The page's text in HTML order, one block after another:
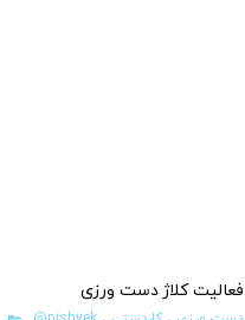
فعالیت کلاژ دست ورزی